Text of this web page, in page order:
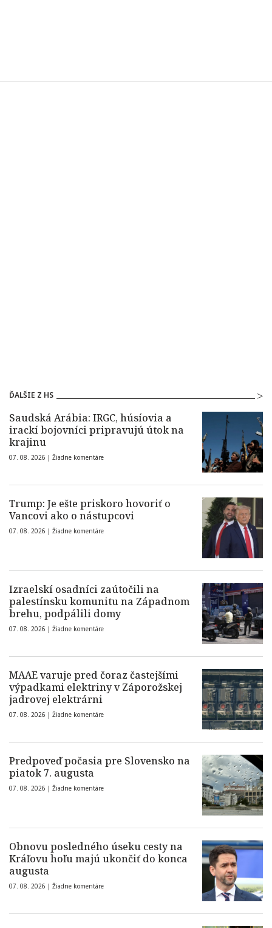
ĎALŠIE Z HS
Saudská Arábia: IRGC, húsíovia a
irackí bojovníci pripravujú útok na
krajinu
07. 08. 2026 | Žiadne komentáre
Trump: Je ešte priskoro hovoriť o
Vancovi ako o nástupcovi
07. 08. 2026 | Žiadne komentáre
Izraelskí osadníci zaútočili na
palestínsku komunitu na Západnom
brehu, podpálili domy
07. 08. 2026 | Žiadne komentáre
MAAE varuje pred čoraz častejšími
výpadkami elektriny v Záporožskej
jadrovej elektrárni
07. 08. 2026 | Žiadne komentáre
Predpoveď počasia pre Slovensko na
piatok 7. augusta
07. 08. 2026 | Žiadne komentáre
Obnovu posledného úseku cesty na
Kráľovu hoľu majú ukončiť do konca
augusta
07. 08. 2026 | Žiadne komentáre